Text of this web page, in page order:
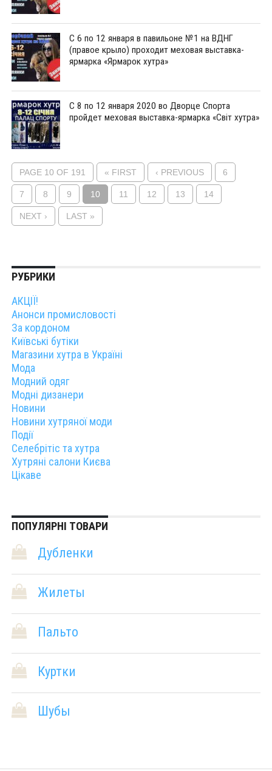
С 6 по 12 января в павильоне №1 на ВДНГ
(правое крыло) проходит меховая выставка-
ярмарка «Ярмарок хутра»
С 8 по 12 января 2020 во Дворце Спорта
пройдет меховая выставка-ярмарка «Світ хутра»
PAGE 10 OF 191 « FIRST ‹ PREVIOUS 6
7 8 9 10 11 12 13 14
NEXT › LAST »
РУБРИКИ
АКЦІЇ!
Анонси промисловості
За кордоном
Київські бутіки
Магазини хутра в Україні
Мода
Модний одяг
Модні дизанери
Новини
Новини хутряної моди
Події
Селебрітіс та хутра
Хутряні салони Києва
Цікаве
ПОПУЛЯРНІ ТОВАРИ
Дубленки
Жилеты
Пальто
Куртки
Шубы